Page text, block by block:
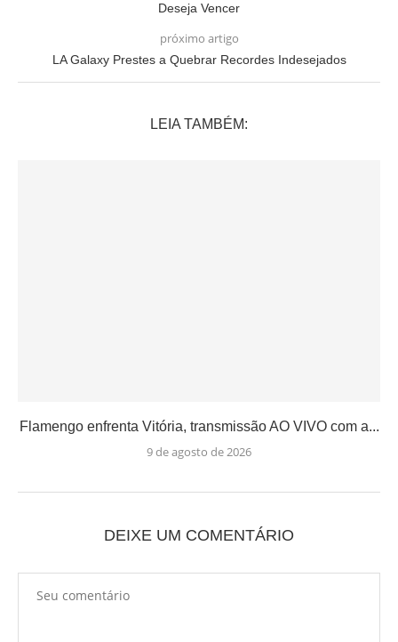
Deseja Vencer
próximo artigo
LA Galaxy Prestes a Quebrar Recordes Indesejados
LEIA TAMBÉM:
Flamengo enfrenta Vitória, transmissão AO VIVO com a...
9 de agosto de 2026
DEIXE UM COMENTÁRIO